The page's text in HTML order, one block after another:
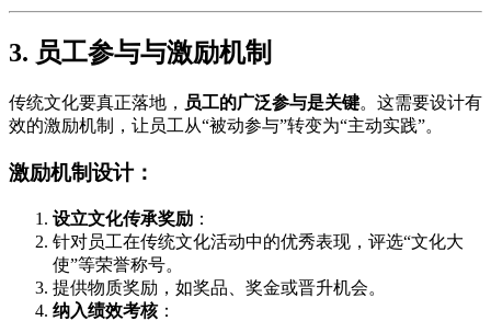
3. 员工参与与激励机制
传统文化要真正落地， 员工的广泛参与是关键。这需要设计有
效的激励机制，让员工从“被动参与”转变为“主动实践”。
激励机制设计：
设立文化传承奖励 ：
针对员工在传统文化活动中的优秀表现，评选“文化大
使”等荣誉称号。
提供物质奖励，如奖品、奖金或晋升机会。
纳入绩效考核：